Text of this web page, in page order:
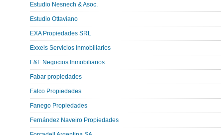
Estudio Nesnech & Asoc.
Estudio Ottaviano
EXA Propiedades SRL
Exxels Servicios Inmobiliarios
F&F Negocios Inmobiliarios
Fabar propiedades
Falco Propiedades
Fanego Propiedades
Fernández Naveiro Propiedades